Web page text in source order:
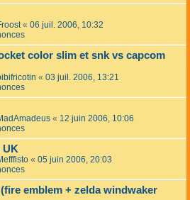
« 06 juil. 2006, 10:32
color slim et snk vs capcom
« 03 juil. 2006, 13:21
« 12 juin 2006, 10:06
UK
« 05 juin 2006, 20:03
emblem + zelda windwaker